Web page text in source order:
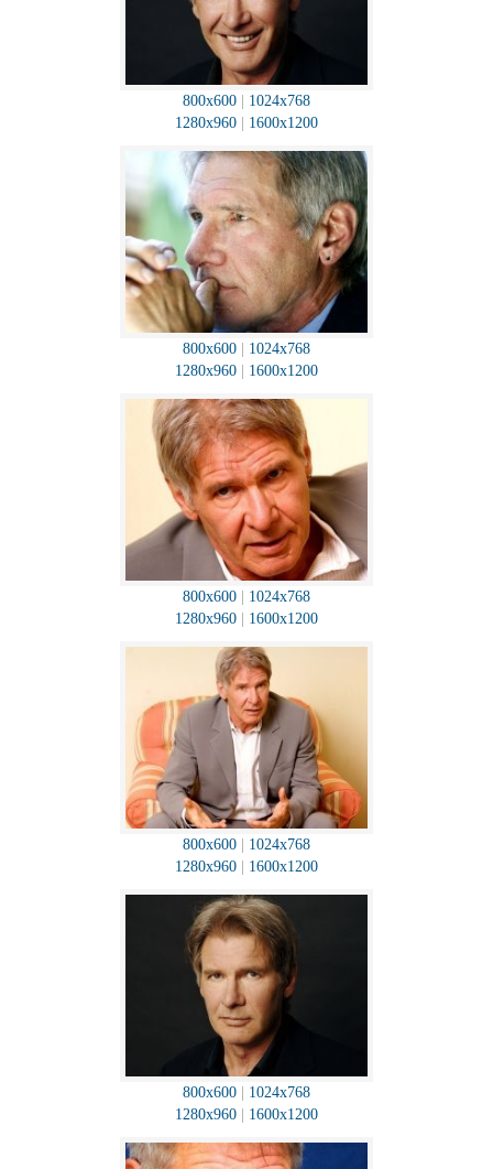
800x600
1024x768
1280x960
1600x1200
800x600
1024x768
1280x960
1600x1200
800x600
1024x768
1280x960
1600x1200
800x600
1024x768
1280x960
1600x1200
800x600
1024x768
1280x960
1600x1200